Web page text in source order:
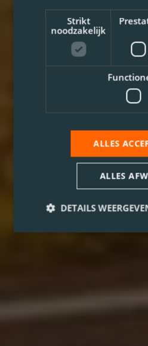
Strikt
noodzakelijk
ALLES
ALLES
DETAILS